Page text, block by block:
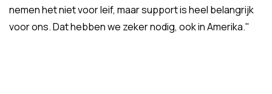
nemen het niet voor leif, maar support is heel belangrijk
voor ons. Dat hebben we zeker nodig, ook in Amerika."